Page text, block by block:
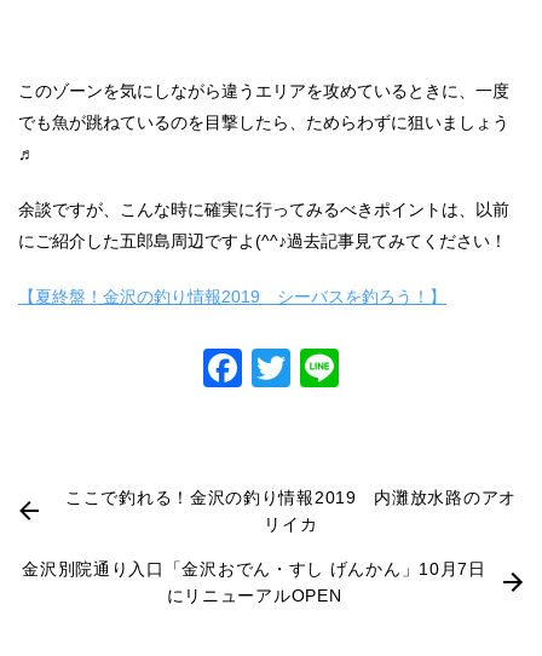
このゾーンを気にしながら違うエリアを攻めているときに、一度
でも魚が跳ねているのを目撃したら、ためらわずに狙いましょう
♬
余談ですが、こんな時に確実に行ってみるべきポイントは、以前
にご紹介した五郎島周辺ですよ(^^♪過去記事見てみてください！
【夏終盤！金沢の釣り情報2019 シーバスを釣ろう！】
Facebook
Twitter
ここで釣れる！金沢の釣り情報2019 内灘放水路のアオ
リイカ
金沢別院通り入口「金沢おでん・すし げんかん」10月7日
にリニューアルOPEN